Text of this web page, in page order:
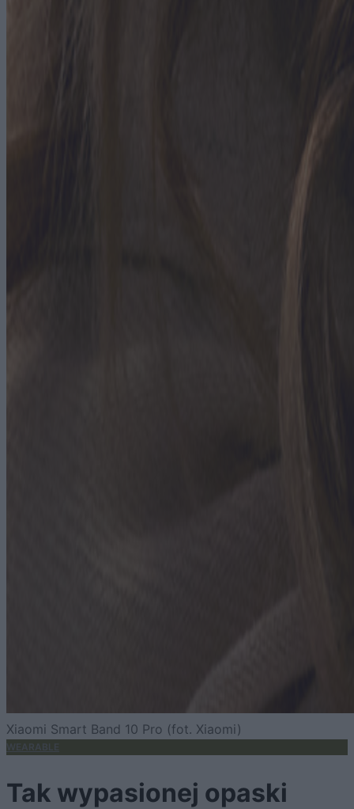
Xiaomi Smart Band 10 Pro (fot. Xiaomi)
WEARABLE
Tak wypasionej opaski